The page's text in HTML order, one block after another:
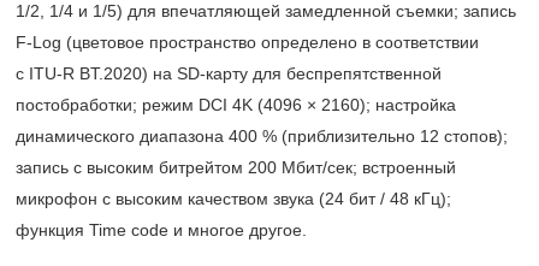
1/2, 1/4 и 1/5) для впечатляющей замедленной съемки; запись
F-Log (цветовое пространство определено в соответствии
с ITU-R BT.2020) на SD-карту для беспрепятственной
постобработки; режим DCI 4K (4096 × 2160); настройка
динамического диапазона 400 % (приблизительно 12 стопов);
запись с высоким битрейтом 200 Мбит/сек; встроенный
микрофон с высоким качеством звука (24 бит / 48 кГц);
функция Time code и многое другое.